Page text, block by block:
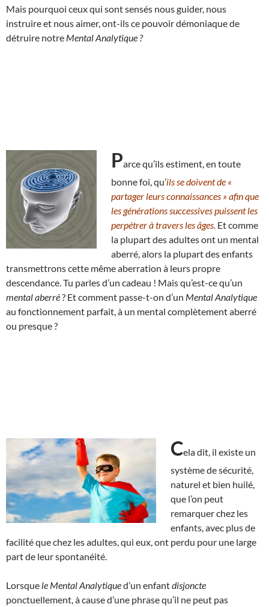
Mais pourquoi ceux qui sont sensés nous guider, nous
instruire et nous aimer, ont-ils ce pouvoir démoniaque de
détruire notre Mental Analytique ?
Parce qu’ils estiment, en toute
bonne foi, qu’ils se doivent de «
partager leurs connaissances » afin que
les générations successives puissent les
perpétrer à travers les âges. Et comme
la plupart des adultes ont un mental
aberré, alors la plupart des enfants
transmettrons cette même aberration à leurs propre
descendance. Tu parles d’un cadeau ! Mais qu’est-ce qu’un
mental aberré? Et comment passe-t-on d’un Mental Analytique
au fonctionnement parfait, à un mental complètement aberré
ou presque ?
Cela dit, il existe un
système de sécurité,
naturel et bien huilé,
que l’on peut
remarquer chez les
enfants, avec plus de
facilité que chez les adultes, qui eux, ont perdu pour une large
part de leur spontanéité.
Lorsque le Mental Analytiqued’un enfantdisjoncte
ponctuellement, à cause d’une phrase qu’il ne peut pas